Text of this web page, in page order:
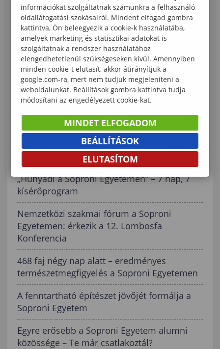
elhanyagolt terület
Építészeti szenzáció: A Soproni Egyetemen
adták át Magyarország első tisztán fa
középületét
Myxomatózis – élvonalban a Soproni
Egyetem Kutatócsoportja
egyetemi barátságok kezdődnek
Egy évtizede épít nemzetközi klímakutatási
közösséget a Soproni Egyetem
„Hunyadi a Soproni Egyetemen” – 7 nap, 7
kísérőprogram
Nemzetközi szakmai fórum a Soproni
Egyetemen: érkezik a 12. Lombosfa
Konferencia
468 faj négy nap alatt – eredményes
természetmegfigyelés a Soproni Egyetemen
A fenntartható építészet jövőjét formálja a
Soproni Egyetem
Egyre erősebb a Soproni Egyetem alumni
közössége – Te már csatlakoztál?
információkat szolgáltatnak számunkra a felhasználó
oldallátogatási szokásairól. Mindent elfogad gombra
kattintva, Ön beleegyezik a cookie-k használatába,
amelyek marketing és statisztikai adatokat is
szolgáltatnak a rendszer használatához
elengedhetetlenül szükségeseken kívül. Amennyiben
minden cookie-t elutasít, akkor átirányítjuk a
google.com-ra, mert nem tudjuk megjeleníteni a
weboldalunkat. Beállítások gombra kattintva tudja
módosítani az engedélyezett cookie-kat.
MINDET ELFOGADOM
BEÁLLÍTÁSOK
ELUTASÍTOM